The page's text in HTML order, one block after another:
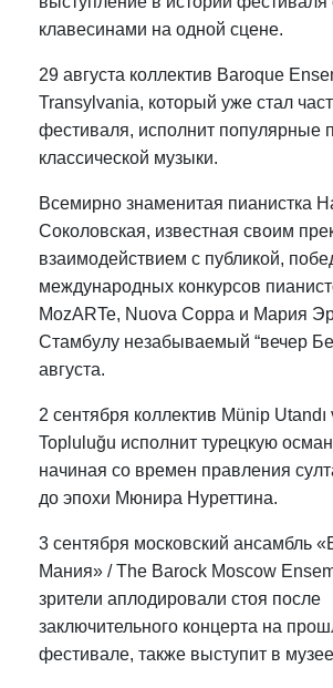
клавесинами на одной сцене.
29 августа коллектив Baroque
Transylvania, который уже стал
фестиваля, исполнит популярные
классической музыки.
Всемирно знаменитая пианистка
Соколовская, известная своим
взаимодействием с публикой,
международных конкурсов
MozARTe, Nuova Coppa и Мария
Стамбулу незабываемый “вечер
августа.
2 сентября коллектив Münip Utandı
Topluluğu исполнит турецкую
начиная со времен правления
до эпохи Мюнира Нуреттина.
3 сентября московский ансамбль
Мания» / The Barock Moscow
зрители аплодировали стоя после
заключительного концерта на
фестивале, также выступит в